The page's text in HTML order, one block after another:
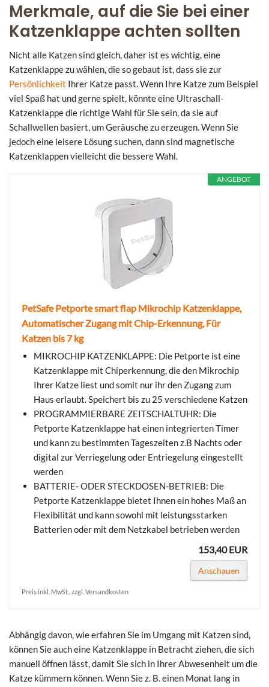
Merkmale, auf die Sie bei einer
Katzenklappe achten sollten
Nicht alle Katzen sind gleich, daher ist es wichtig, eine
Katzenklappe zu wählen, die so gebaut ist, dass sie zur
Persönlichkeit Ihrer Katze passt. Wenn Ihre Katze zum Beispiel
viel Spaß hat und gerne spielt, könnte eine Ultraschall-
Katzenklappe die richtige Wahl für Sie sein, da sie auf
Schallwellen basiert, um Geräusche zu erzeugen. Wenn Sie
jedoch eine leisere Lösung suchen, dann sind magnetische
Katzenklappen vielleicht die bessere Wahl.
ANGEBOT
PetSafe Petporte smart flap Mikrochip Katzenklappe,
Automatischer Zugang mit Chip-Erkennung, Für
Katzen bis 7 kg
MIKROCHIP KATZENKLAPPE: Die Petporte ist eine
Katzenklappe mit Chiperkennung, die den Mikrochip
Ihrer Katze liest und somit nur ihr den Zugang zum
Haus erlaubt. Speichert bis zu 25 verschiedene Katzen
PROGRAMMIERBARE ZEITSCHALTUHR: Die
Petporte Katzenklappe hat einen integrierten Timer
und kann zu bestimmten Tageszeiten z.B Nachts oder
digital zur Verriegelung oder Entriegelung eingestellt
werden
BATTERIE- ODER STECKDOSEN-BETRIEB: Die
Petporte Katzenklappe bietet Ihnen ein hohes Maß an
Flexibilität und kann sowohl mit leistungsstarken
Batterien oder mit dem Netzkabel betrieben werden
153,40 EUR
Anschauen
Preis inkl. MwSt., zzgl. Versandkosten
Abhängig davon, wie erfahren Sie im Umgang mit Katzen sind,
können Sie auch eine Katzenklappe in Betracht ziehen, die sich
manuell öffnen lässt, damit Sie sich in Ihrer Abwesenheit um die
Katze kümmern können. Wenn Sie z. B. einen Monat lang in